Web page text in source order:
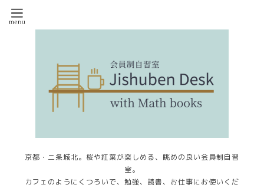
京都・二条城北。桜や紅葉が楽しめる、眺めの良い会員制自習
室。
カフェのようにくつろいで、勉強、読書、お仕事にお使いくだ